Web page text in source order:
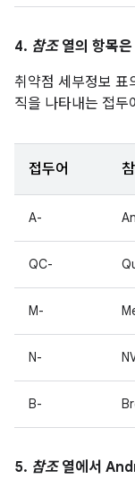
4. 참조열의 항목은
취약점 세부정보 표
직을 나타내는 접두
접두어
A-
QC-
M-
N-
B-
5. 참조열에서